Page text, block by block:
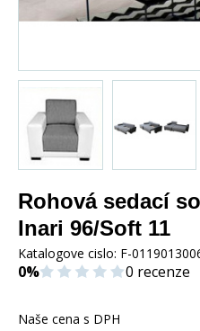
Rohová sedací
Inari 96/Soft 11
Katalogove cislo: F-
0% 0 recenze
Naše cena s DPH